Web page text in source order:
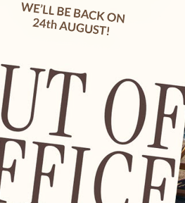
#7R Lame Microshading - 25pz
26,00 €